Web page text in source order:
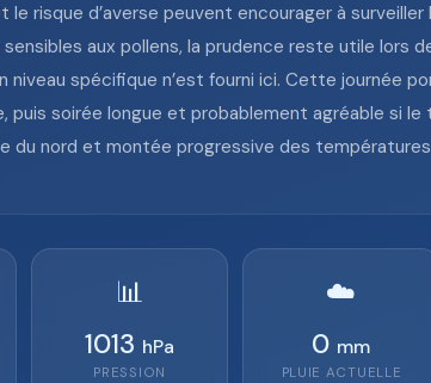
risque d’averse peuvent encourager à surveiller
aux pollens, la prudence reste utile lors
spécifique n’est fourni ici. Cette journée
puis soirée longue et probablement agréable si
du nord et montée progressive des
📊
1013 hPa
PRESSION
☁️
0 mm
PLUIE ACTUELLE